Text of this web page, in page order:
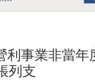
事業非當年
列支